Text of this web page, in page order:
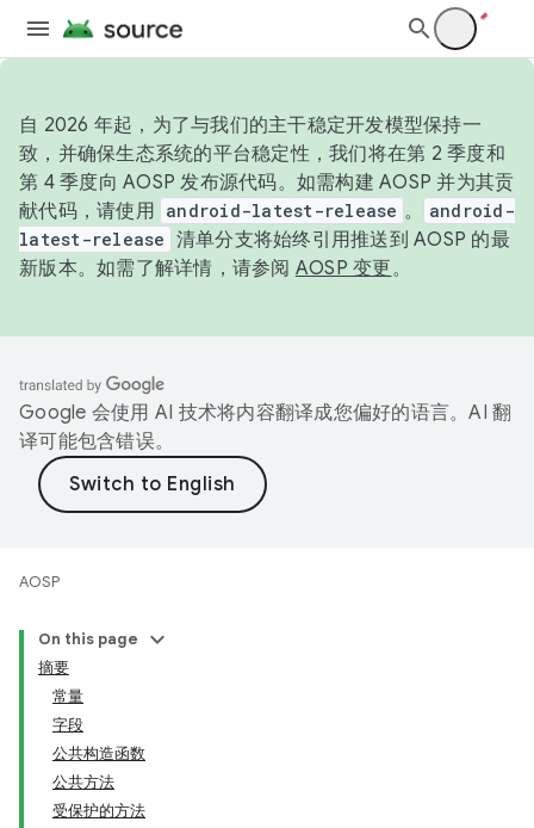
自 2026 年起，为了与我们的主干稳定开发模型保持一
致，并确保生态系统的平台稳定性，我们将在第 2 季度和
第 4 季度向 AOSP 发布源代码。如需构建 AOSP 并为其贡
献代码，请使用 android-latest-release 。
android-
latest-release 清单分支将始终引用推送到 AOSP 的最
新版本。如需了解详情，请参阅 AOSP 变更。
Google 会使用 AI 技术将内容翻译成您偏好的语言。AI 翻
译可能包含错误。
AOSP
On this page
摘要
常量
字段
公共构造函数
公共方法
受保护的方法